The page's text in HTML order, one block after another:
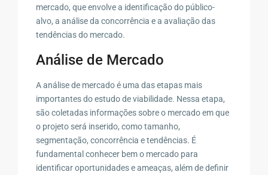
mercado, que envolve a identificação do público-
alvo, a análise da concorrência e a avaliação das
tendências do mercado.
Análise de Mercado
A análise de mercado é uma das etapas mais
importantes do estudo de viabilidade. Nessa etapa,
são coletadas informações sobre o mercado em que
o projeto será inserido, como tamanho,
segmentação, concorrência e tendências. É
fundamental conhecer bem o mercado para
identificar oportunidades e ameaças, além de definir